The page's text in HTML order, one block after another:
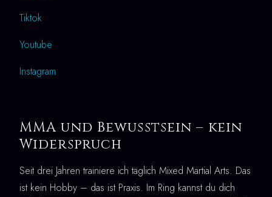
Tiktok
Youtube
Instagram
MMA und Bewusstsein – kein
Widerspruch
Seit drei Jahren trainiere ich täglich Mixed Martial Arts. Das
ist kein Hobby – das ist Praxis. Im Ring kannst du dich